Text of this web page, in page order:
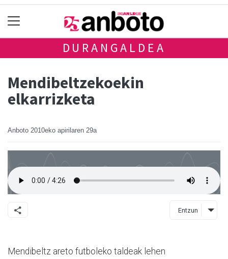
DURANGALDEA
Mendibeltzekoekin
elkarrizketa
Anboto 2010eko apirilaren 29a
Entzun
Mendibeltz areto futboleko taldeak lehen